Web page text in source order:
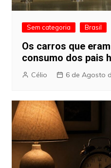
Sem categoria Brasil
Os carros que
consumo dos pais
Célio 6 de Agosto